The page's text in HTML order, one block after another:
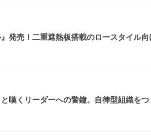
発売！二重遮熱板搭載のロースタイル
嘆くリーダーへの警鐘。自律型組織を